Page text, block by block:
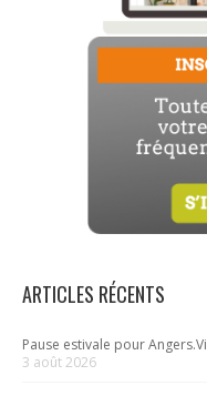
ARTICLES RÉCENTS
Pause estivale pour
3 août 2026